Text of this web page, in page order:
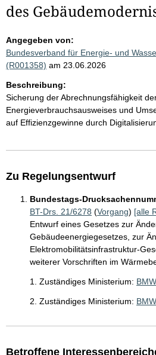
des
Angegeben von:
Bundesverband für Energie- und
(R001358) am 23.06.2026
Beschreibung:
Sicherung der Abrechnungsfähigkeit
Energieverbrauchsausweises und
auf Effizienzgewinne durch
Zu Regelungsentwurf
Bundestags-
BT-Drs. 21/6278 (Vorgang) [alle
Entwurf eines Gesetzes zur
Gebäudeenergiegesetzes, zur
Elektromobilitätsinfrastruktur-
weiterer Vorschriften im
1. Zuständiges Ministerium:
2. Zuständiges Ministerium:
Betroffene